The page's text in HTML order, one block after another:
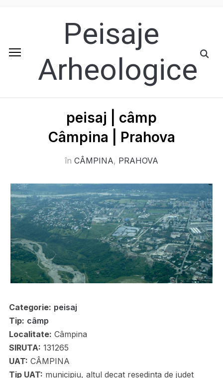
Peisaje
Arheologice
peisaj | câmp
Câmpina | Prahova
în CÂMPINA, PRAHOVA
Categorie: peisaj
Tip: câmp
Localitate: Câmpina
SIRUTA: 131265
UAT: CÂMPINA
Tip UAT: municipiu, altul decat resedinta de judet